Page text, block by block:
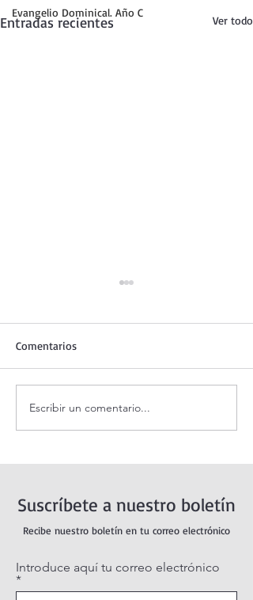
Evangelio Dominical. Año C
Entradas recientes Ver todo
Oración de la mañana.
Adoración con la Palabra.
Ordinario. Año A.
Comentarios
Escribir un comentario...
Suscríbete a nuestro boletín
Recibe nuestro boletín en tu correo electrónico
Introduce aquí tu correo electrónico